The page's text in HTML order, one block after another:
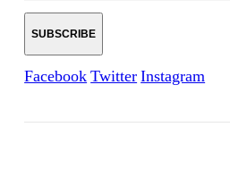
Facebook Twitter Instagram